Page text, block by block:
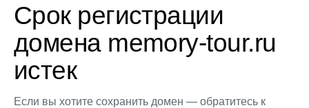
Срок регистрации
домена memory-tour.ru
истек
Если вы хотите сохранить домен — обратитесь к